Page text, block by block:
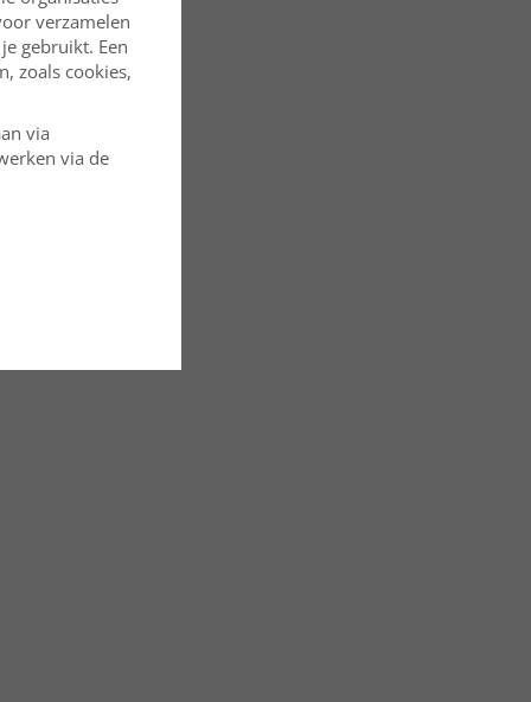
verzamelen
gebruikt. Een
zoals cookies,
via
via de